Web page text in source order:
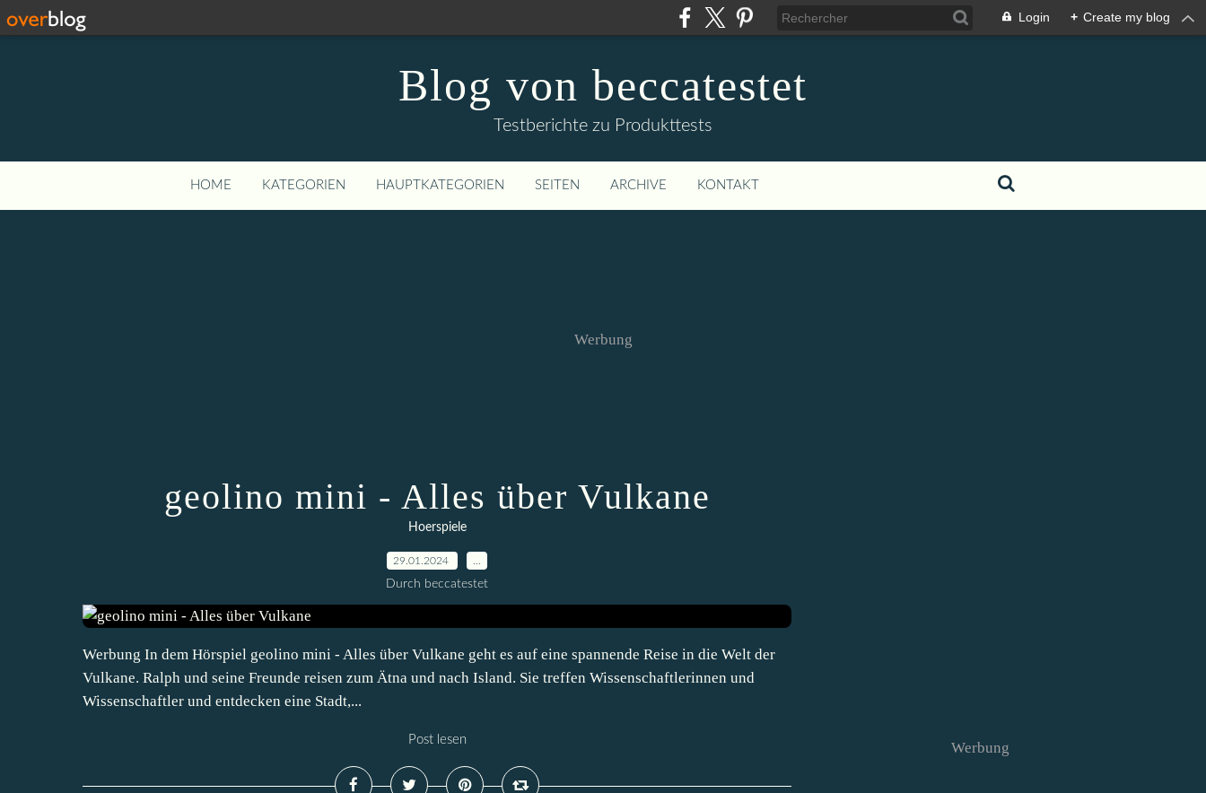
Login + Create my blog
Blog von beccatestet
Testberichte zu Produkttests
HOME KATEGORIEN HAUPTKATEGORIEN SEITEN ARCHIVE KONTAKT
Werbung
geolino mini - Alles über Vulkane
Hoerspiele
29.01.2024
Durch beccatestet
Werbung In dem Hörspiel geolino mini - Alles über Vulkane geht es auf eine spannende Reise in die Welt der
Vulkane. Ralph und seine Freunde reisen zum Ätna und nach Island. Sie treffen Wissenschaftlerinnen und
Wissenschaftler und entdecken eine Stadt,...
Post lesen Werbung